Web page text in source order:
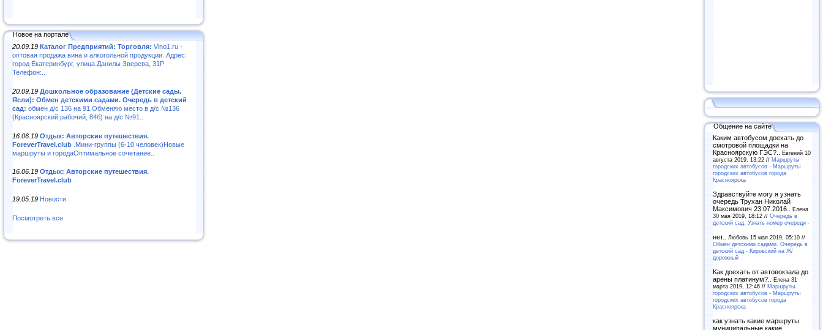
Новое на портале
20.09.19 Каталог Предприятий: Торговля: Vino1.ru -
оптовая продажа вина и алкогольной продукции. Адрес:
город Екатеринбург, улица Данилы Зверева, 31Р
Телефон:..
20.09.19 Дошкольное образование (Детские сады.
Ясли): Обмен детскими садами. Очередь в детский
сад: обмен д/с 136 на 91.Обменяю место в д/с №136
(Красноярский рабочий, 84б) на д/с №91..
16.06.19 Отдых: Авторские путешествия.
ForeverTravel.club .Мини-группы (6-10 человек)Новые
маршруты и городаОптимальное сочетание..
16.06.19 Отдых: Авторские путешествия.
ForeverTravel.club
19.05.19 Новости
Посмотреть все
Общение на сайте
Каким автобусом доехать до
смотровой площадки на
Красноярскую ГЭС?.. Евгений 10
августа 2019, 13:22 // Маршруты
городских автобусов - Маршруты
городских автобусов города
Красноярска
Здравствуйте могу я узнать
очередь Трухан Николай
Максимович 23.07.2016.. Елена
30 мая 2019, 18:12 // Очередь в
детский сад. Узнать номер очереди -
нет..
Любовь 15 мая 2019, 05:10 //
Обмен детскими садами. Очередь в
детский сад - Кировский на Ж/
дорожный
Как доехать от автовокзала до
арены платинум?.. Елена 31
марта 2019, 12:46 // Маршруты
городских автобусов - Маршруты
городских автобусов города
Красноярска
как узнать какие маршруты
муниципальные какие